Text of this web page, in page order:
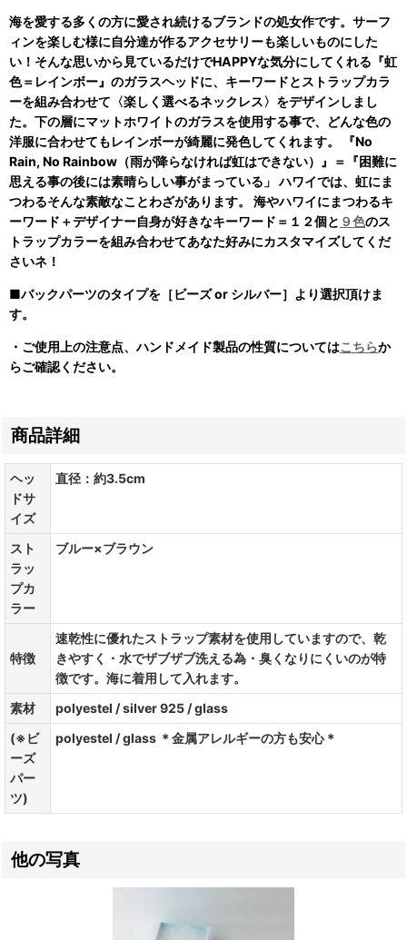
海を愛する多くの方に愛され続けるブランドの処女作です。サーフ
ィンを楽しむ様に自分達が作るアクセサリーも楽しいものにした
い！そんな思いから見ているだけでHAPPYな気分にしてくれる『虹
色＝レインボー』のガラスヘッドに、キーワードとストラップカラ
ーを組み合わせて〈楽しく選べるネックレス〉をデザインしまし
た。下の層にマットホワイトのガラスを使用する事で、どんな色の
洋服に合わせてもレインボーが綺麗に発色してくれます。 『No
Rain, No Rainbow（雨が降らなければ虹はできない）』＝『困難に
思える事の後には素晴らしい事がまっている」 ハワイでは、虹にま
つわるそんな素敵なことわざがあります。 海やハワイにまつわるキ
ーワード＋デザイナー自身が好きなキーワード＝１２個と ９色のス
トラップカラーを組み合わせてあなた好みにカスタマイズしてくだ
さいネ！
■バックパーツのタイプを［ビーズ or シルバー］より選択頂けま
す。
・ご使用上の注意点、ハンドメイド製品の性質についてはこちらか
らご確認ください。
商品詳細
ヘッ
ドサ
イズ
直径：約3.5cm
スト
ラッ
プカ
ラー
ブルー×ブラウン
特徴
速乾性に優れたストラップ素材を使用していますので、乾
きやすく・水でザブザブ洗える為・臭くなりにくいのが特
徴です。海に着用して入れます。
素材
polyestel / silver 925 / glass
(※ビ
ーズ
パー
ツ)
polyestel / glass ＊金属アレルギーの方も安心＊
他の写真